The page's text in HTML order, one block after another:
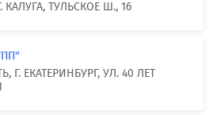
ТУЛЬСКОЕ Ш., 16
Г. ЕКАТЕРИНБУРГ, УЛ. 40 ЛЕТ